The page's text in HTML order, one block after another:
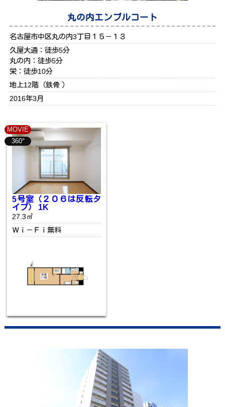
丸の内エンブルコート
名古屋市中区丸の内3丁目１５－１３
久屋大通：徒歩5分
丸の内：徒歩5分
栄：徒歩10分
地上12階（鉄骨 ）
2016年3月
MOVIE
360°
5号室（２０６は反転タ
イプ） 1K
27.3㎡
Ｗｉ－Ｆｉ無料